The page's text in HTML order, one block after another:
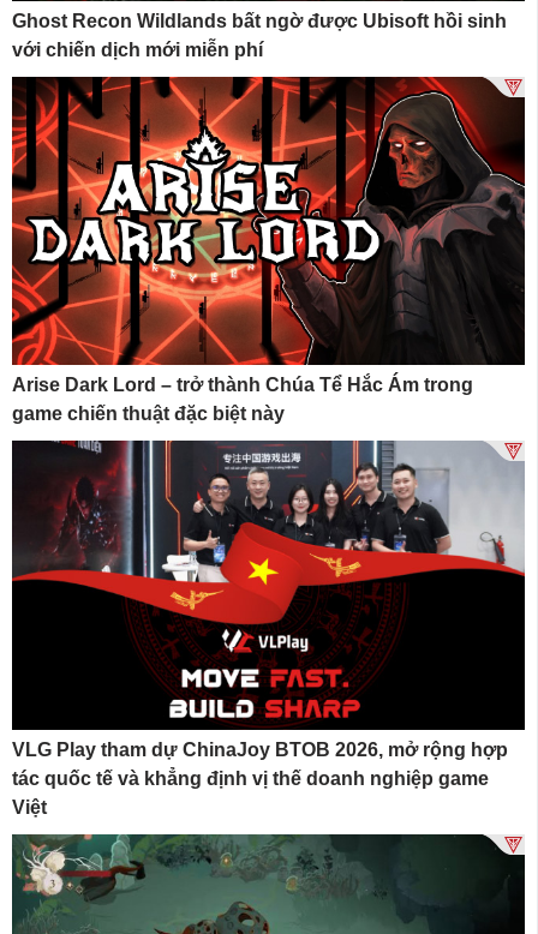
Ghost Recon Wildlands bất ngờ được Ubisoft hồi sinh
với chiến dịch mới miễn phí
Arise Dark Lord – trở thành Chúa Tể Hắc Ám trong
game chiến thuật đặc biệt này
VLG Play tham dự ChinaJoy BTOB 2026, mở rộng hợp
tác quốc tế và khẳng định vị thế doanh nghiệp game
Việt